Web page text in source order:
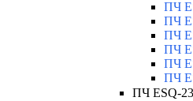
ПЧ
ПЧ
ПЧ
ПЧ
ПЧ
ПЧ
ПЧ ESQ-